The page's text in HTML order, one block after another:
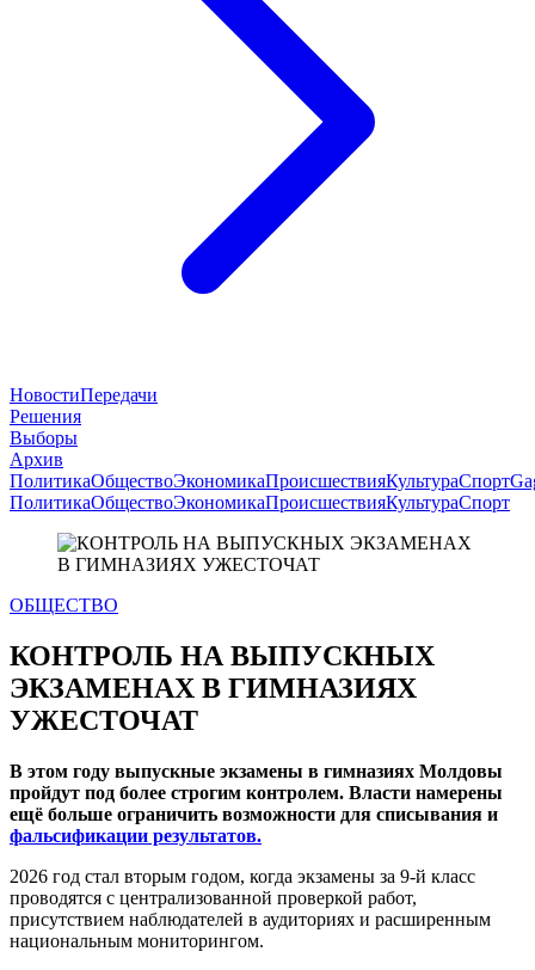
НовостиПередачи
Решения
Выборы
Архив
ПолитикаОбществоЭкономикаПроисшествияКультураСпорт
ПолитикаОбществоЭкономикаПроисшествияКультураСпорт
ОБЩЕСТВО
КОНТРОЛЬ НА ВЫПУСКНЫХ
ЭКЗАМЕНАХ В ГИМНАЗИЯХ
УЖЕСТОЧАТ
В этом году выпускные экзамены в гимназиях Молдовы
пройдут под более строгим контролем. Власти намерены
ещё больше ограничить возможности для списывания и
фальсификации результатов.
2026 год стал вторым годом, когда экзамены за 9-й класс
проводятся с централизованной проверкой работ,
присутствием наблюдателей в аудиториях и расширенным
национальным мониторингом.